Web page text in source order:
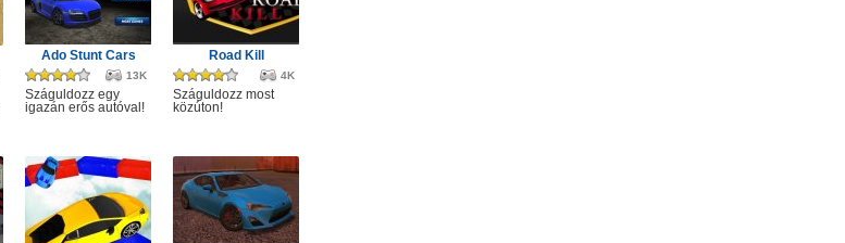
Ado Stunt Cars
13K
Száguldozz egy
igazán erős autóval!
Road Kill
4K
Száguldozz most
közúton!